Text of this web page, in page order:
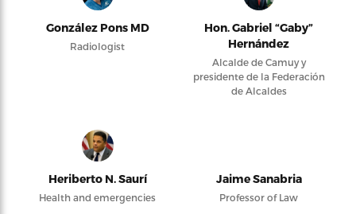
González Pons MD
Radiologist
Hon. Gabriel “Gaby”
Hernández
Alcalde de Camuy y
presidente de la Federación
de Alcaldes
Heriberto N. Saurí
Health and emergencies
Jaime Sanabria
Professor of Law